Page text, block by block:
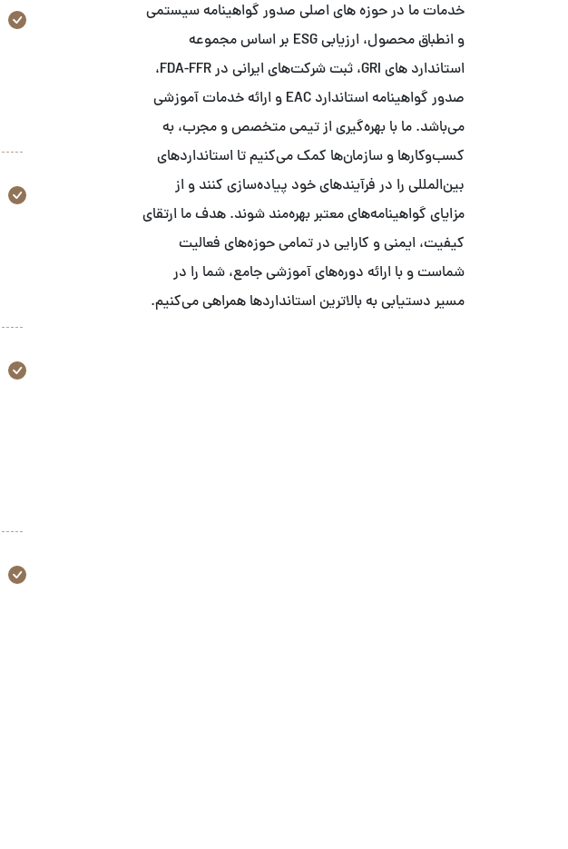
خدمات ما در حوزه های اصلی صدور گواهینامه سیستمی
و انطباق محصول، ارزیابی ESG بر اساس مجموعه
استاندارد های GRI، ثبت شرکت‌های ایرانی در FDA-FFR،
صدور گواهینامه استاندارد EAC و ارائه خدمات آموزشی
می‌باشد. ما با بهره‌گیری از تیمی متخصص و مجرب، به
کسب‌وکارها و سازمان‌ها کمک می‌کنیم تا استانداردهای
بین‌المللی را در فرآیندهای خود پیاده‌سازی کنند و از
مزایای گواهینامه‌های معتبر بهره‌مند شوند. هدف ما ارتقای
کیفیت، ایمنی و کارایی در تمامی حوزه‌های فعالیت
شماست و با ارائه دوره‌های آموزشی جامع، شما را در
مسیر دستیابی به بالاترین استانداردها همراهی می‌کنیم.